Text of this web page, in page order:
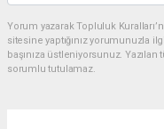
Yorum yazarak Topluluk
sitesine yaptığınız yorumunuzla
başınıza üstleniyorsunuz.
sorumlu tutulamaz.